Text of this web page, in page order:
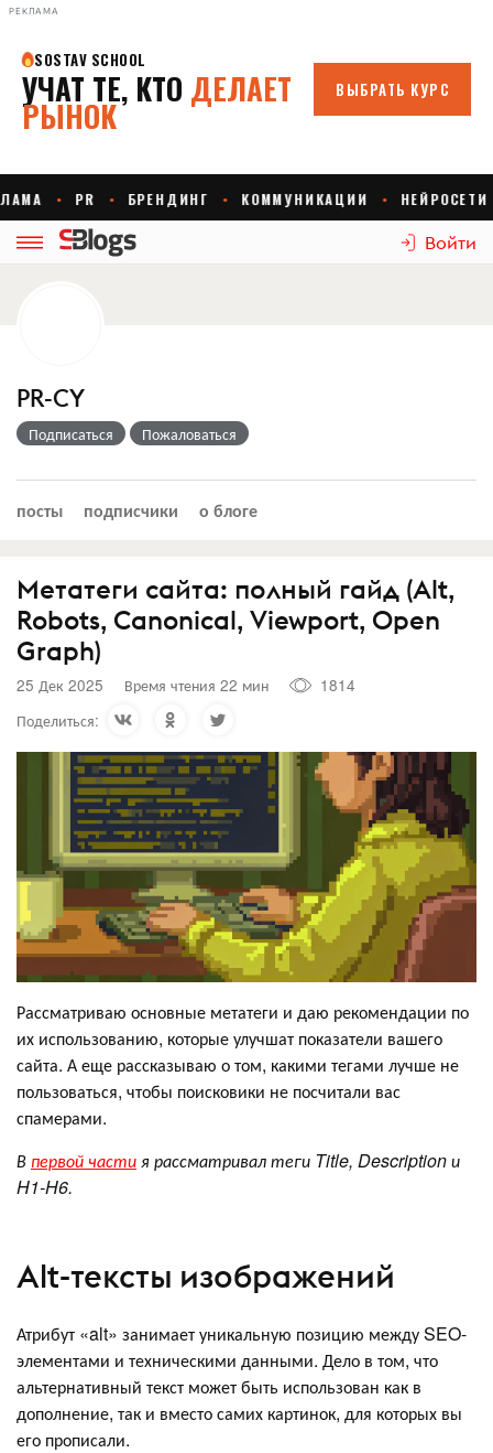
РЕКЛАМА
Войти
PR-CY
Подписаться Пожаловаться
посты подписчики о блоге
Метатеги сайта: полный гайд (Alt,
Robots, Canonical, Viewport, Open
Graph)
25 Дек 2025 Время чтения 22 мин
1814
Поделиться:
Рассматриваю основные метатеги и даю рекомендации по
их использованию, которые улучшат показатели вашего
сайта. А еще рассказываю о том, какими тегами лучше не
пользоваться, чтобы поисковики не посчитали вас
спамерами.
В первой части я рассматривал теги Title, Description и
H1-H6.
Alt-тексты изображений
Атрибут «alt» занимает уникальную позицию между SEO-
элементами и техническими данными. Дело в том, что
альтернативный текст может быть использован как в
дополнение, так и вместо самих картинок, для которых вы
его прописали.